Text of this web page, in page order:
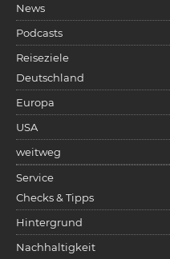
News
Podcasts
Reiseziele
Deutschland
Europa
USA
weitweg
Service
Checks & Tipps
Hintergrund
Nachhaltigkeit